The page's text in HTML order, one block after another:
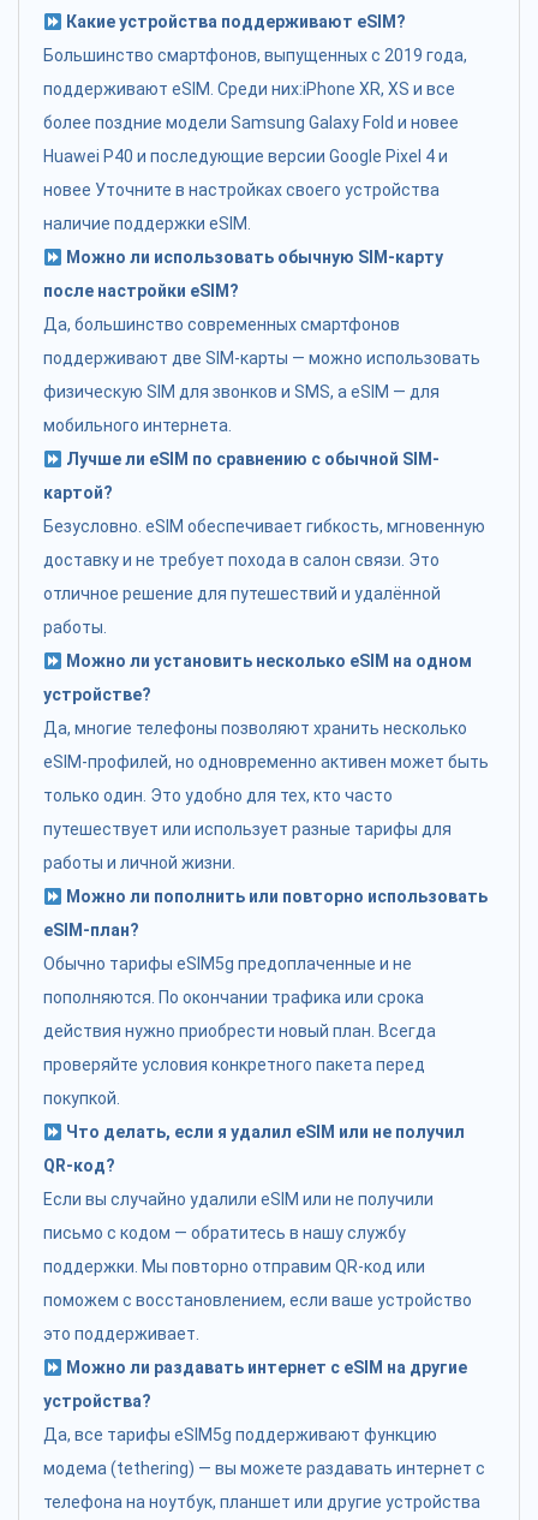
Какие устройства поддерживают eSIM?
Большинство смартфонов, выпущенных с 2019 года,
поддерживают eSIM. Среди них:iPhone XR, XS и все
более поздние модели Samsung Galaxy Fold и новее
Huawei P40 и последующие версии Google Pixel 4 и
новее Уточните в настройках своего устройства
наличие поддержки eSIM.
Можно ли использовать обычную SIM-карту
после настройки eSIM?
Да, большинство современных смартфонов
поддерживают две SIM-карты — можно использовать
физическую SIM для звонков и SMS, а eSIM — для
мобильного интернета.
Лучше ли eSIM по сравнению с обычной SIM-
картой?
Безусловно. eSIM обеспечивает гибкость, мгновенную
доставку и не требует похода в салон связи. Это
отличное решение для путешествий и удалённой
работы.
Можно ли установить несколько eSIM на одном
устройстве?
Да, многие телефоны позволяют хранить несколько
eSIM-профилей, но одновременно активен может быть
только один. Это удобно для тех, кто часто
путешествует или использует разные тарифы для
работы и личной жизни.
Можно ли пополнить или повторно использовать
eSIM-план?
Обычно тарифы eSIM5g предоплаченные и не
пополняются. По окончании трафика или срока
действия нужно приобрести новый план. Всегда
проверяйте условия конкретного пакета перед
покупкой.
Что делать, если я удалил eSIM или не получил
QR-код?
Если вы случайно удалили eSIM или не получили
письмо с кодом — обратитесь в нашу службу
поддержки. Мы повторно отправим QR-код или
поможем с восстановлением, если ваше устройство
это поддерживает.
Можно ли раздавать интернет с eSIM на другие
устройства?
Да, все тарифы eSIM5g поддерживают функцию
модема (tethering) — вы можете раздавать интернет с
телефона на ноутбук, планшет или другие устройства